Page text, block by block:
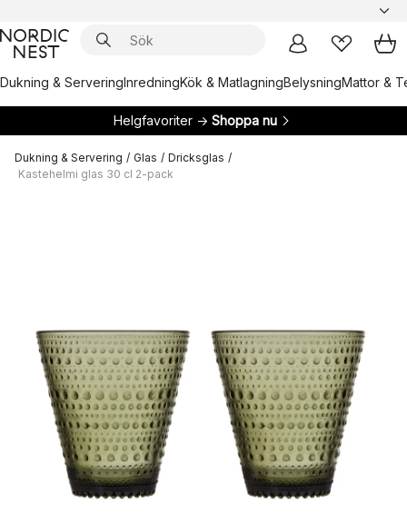
Dukning & ServeringInredningKök & MatlagningBelysningMattor &
Helgfavoriter → Shoppa nu
Dukning & Servering / Glas / Dricksglas /
Kastehelmi glas 30 cl 2-pack